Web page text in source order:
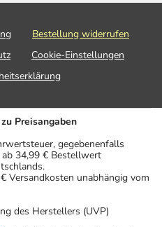
Bestellung widerrufen
Cookie-Einstellungen
Preisangaben
gegebenenfalls
ab 34,99 € Bestellwert
Versandkosten unabhängig vom
des Herstellers (UVP)